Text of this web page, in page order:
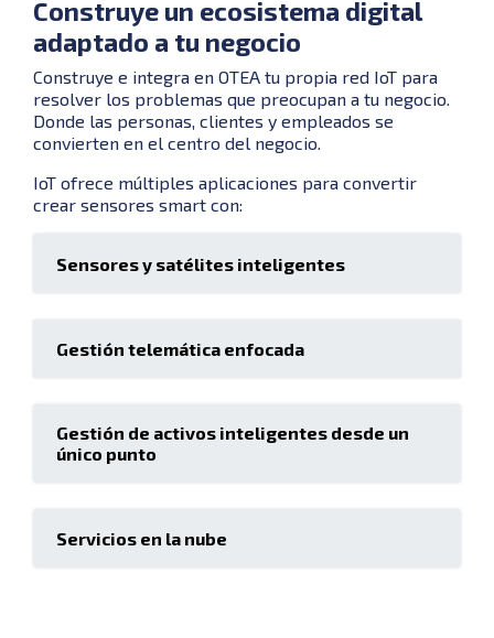
Construye un ecosistema digital
adaptado a tu negocio
Construye e integra en OTEA tu propia red IoT para
resolver los problemas que preocupan a tu negocio.
Donde las personas, clientes y empleados se
convierten en el centro del negocio.
IoT ofrece múltiples aplicaciones para convertir
crear sensores smart con:
Sensores y satélites inteligentes
Gestión telemática enfocada
Gestión de activos inteligentes desde un
único punto
Servicios en la nube